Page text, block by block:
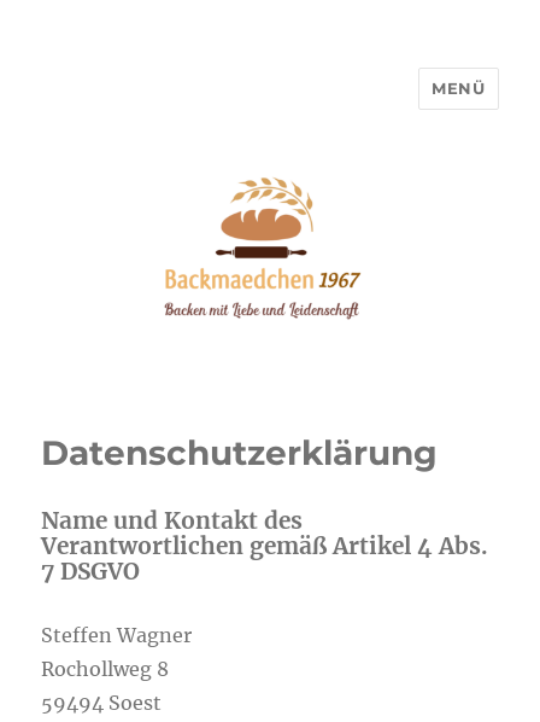
MENÜ
Datenschutzerklärung
Name und Kontakt des
Verantwortlichen gemäß Artikel 4 Abs.
7 DSGVO
Steffen Wagner
Rochollweg 8
59494 Soest